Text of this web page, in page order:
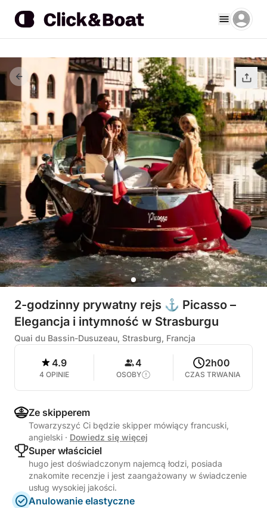
2-godzinny prywatny rejs ⚓ Picasso –
Elegancja i intymność w Strasburgu
Quai du Bassin-Dusuzeau, Strasburg, Francja
4.9
4 OPINIE
4
OSOBY
2h00
CZAS TRWANIA
Ze skipperem
Towarzyszyć Ci będzie skipper mówiący francuski,
angielski · Dowiedz się więcej
Super właściciel
hugo jest doświadczonym najemcą łodzi, posiada
znakomite recenzje i jest zaangażowany w świadczenie
usług wysokiej jakości.
Anulowanie elastyczne